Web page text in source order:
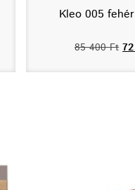
Kleo 005
85 400Ft